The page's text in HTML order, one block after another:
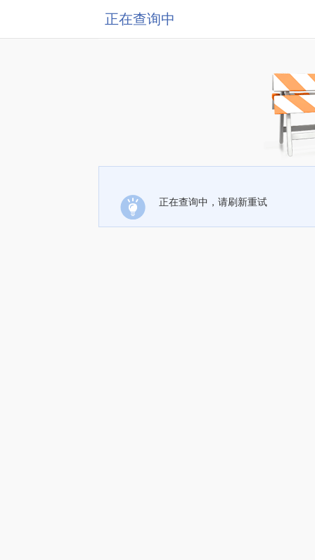
正在查询中
正在查询中，请刷新重试